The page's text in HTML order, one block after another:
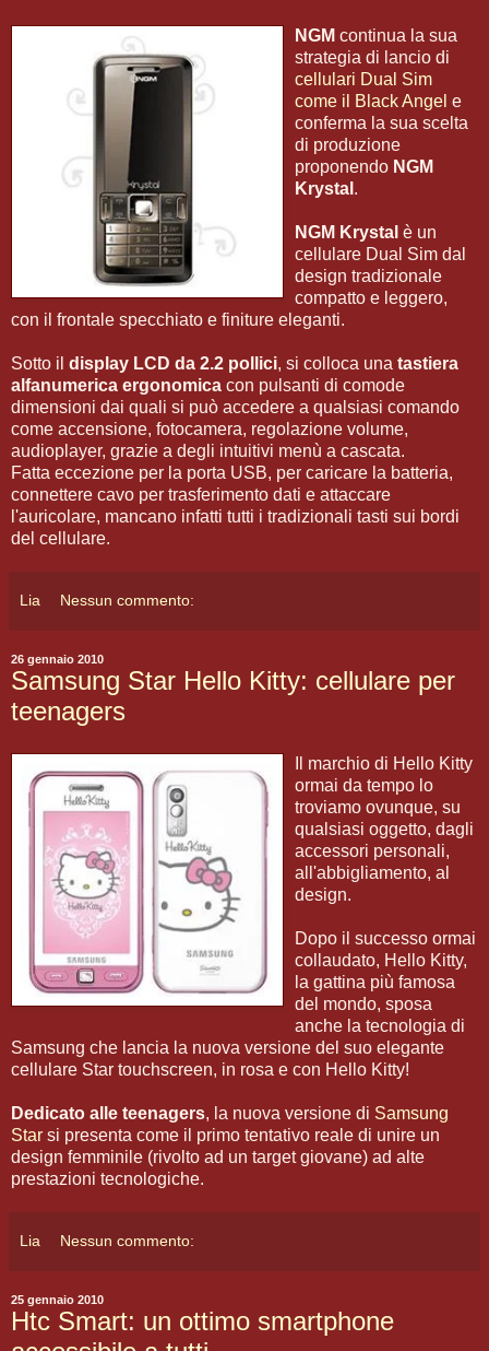
NGM continua la sua
strategia di lancio di
cellulari Dual Sim
come il Black Angel e
conferma la sua scelta
di produzione
proponendo NGM
Krystal .
NGM Krystal è un
cellulare Dual Sim dal
design tradizionale
compatto e leggero,
con il frontale specchiato e finiture eleganti.
Sotto il display LCD da 2.2 pollici, si colloca una tastiera
alfanumerica ergonomica con pulsanti di comode
dimensioni dai quali si può accedere a qualsiasi comando
come accensione, fotocamera, regolazione volume,
audioplayer, grazie a degli intuitivi menù a cascata.
Fatta eccezione per la porta USB, per caricare la batteria,
connettere cavo per trasferimento dati e attaccare
l'auricolare, mancano infatti tutti i tradizionali tasti sui bordi
del cellulare.
Lia Nessun commento:
26 gennaio 2010
Samsung Star Hello Kitty: cellulare per
teenagers
Il marchio di Hello Kitty
ormai da tempo lo
troviamo ovunque, su
qualsiasi oggetto, dagli
accessori personali,
all'abbigliamento, al
design.
Dopo il successo ormai
collaudato, Hello Kitty,
la gattina più famosa
del mondo, sposa
anche la tecnologia di
Samsung che lancia la nuova versione del suo elegante
cellulare Star touchscreen, in rosa e con Hello Kitty!
Dedicato alle teenagers, la nuova versione di Samsung
Star si presenta come il primo tentativo reale di unire un
design femminile (rivolto ad un target giovane) ad alte
prestazioni tecnologiche.
Lia Nessun commento:
25 gennaio 2010
Htc Smart: un ottimo smartphone